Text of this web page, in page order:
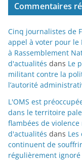
Commentaires
Cinq journalistes de
appel à voter pour le
à Rassemblement
d'actualités dans Le
militant contre la
l’autorité
L'OMS est
dans le territoire
flambées de
d'actualités dans Les
continuent de
régulièrement ignoré